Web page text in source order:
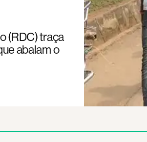
(RDC) traça
abalam o